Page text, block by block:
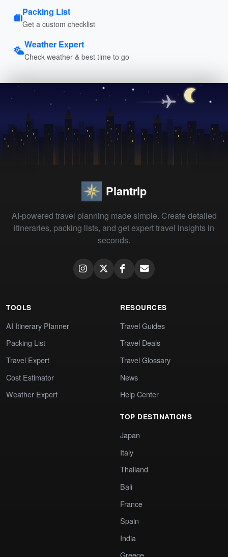
Packing List
Get a custom checklist
Weather Expert
Check weather & best time to go
Plantrip
AI-powered travel planning made simple. Create detailed
itineraries, packing lists, and get expert travel insights in
seconds.
TOOLS
AI Itinerary Planner
Packing List
Travel Expert
Cost Estimator
Weather Expert
RESOURCES
Travel Guides
Travel Deals
Travel Glossary
News
Help Center
TOP DESTINATIONS
Japan
Italy
Thailand
Bali
France
Spain
India
Greece